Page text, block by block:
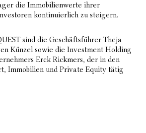
die Immobilienwerte ihrer
kontinuierlich zu steigern.
sind die Geschäftsführer Theja
Künzel sowie die Investment Holding
Erck Rickmers, der in den
Immobilien und Private Equity tätig